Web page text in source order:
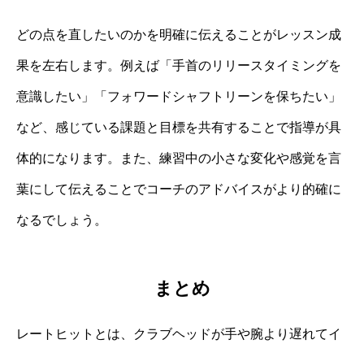
どの点を直したいのかを明確に伝えることがレッスン成
果を左右します。例えば「手首のリリースタイミングを
意識したい」「フォワードシャフトリーンを保ちたい」
など、感じている課題と目標を共有することで指導が具
体的になります。また、練習中の小さな変化や感覚を言
葉にして伝えることでコーチのアドバイスがより的確に
なるでしょう。
まとめ
レートヒットとは、クラブヘッドが手や腕より遅れてイ